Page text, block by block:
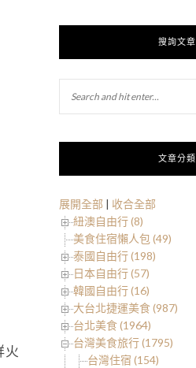
搜詢文章
文章分類
展開全部 | 收合全部
紐澳自由行 (8)
美食住宿懶人包 (49)
泰國自由行 (198)
日本自由行 (57)
韓國自由行 (16)
大台北捷運美食 (987)
台北美食 (1964)
台灣美食旅行 (1795)
台灣住宿 (154)